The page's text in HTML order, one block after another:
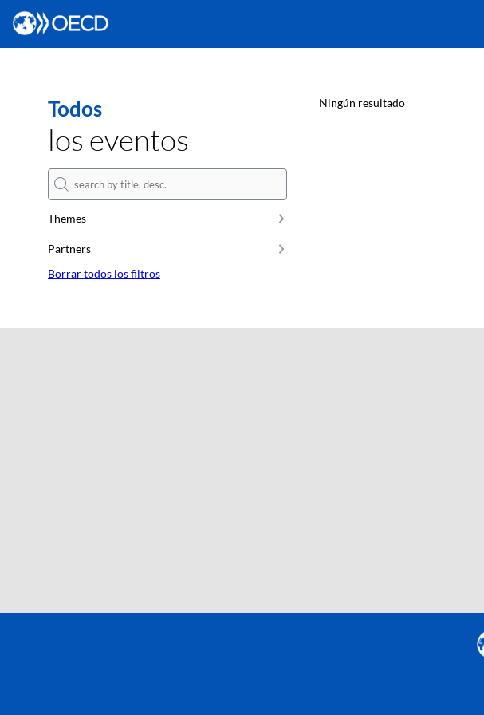
Todos
los eventos
Themes
Partners
Borrar todos los filtros
Ningún resultado